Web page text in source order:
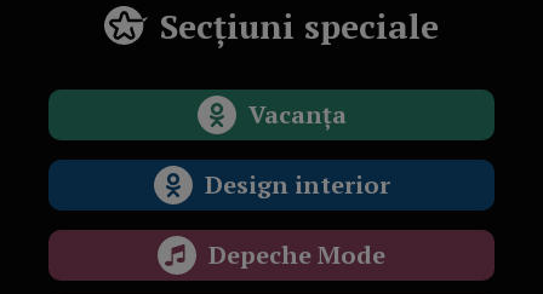
Secțiuni speciale
Vacanța
Design interior
Depeche Mode